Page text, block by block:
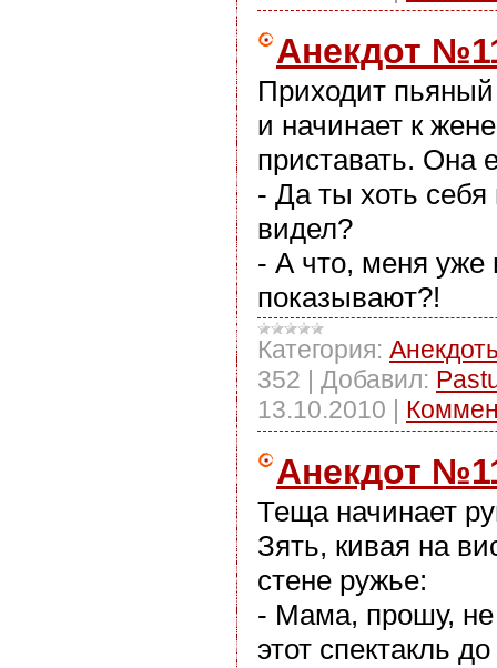
Анекдот
Приходит
и начинает к
приставать. Она
- Да ты хоть себя
видел?
- А что, меня уже
показывают?!
Категория:
352 | Добавил:
13.10.2010 |
Анекдот
Теща начинает
Зять, кивая на
стене ружье:
- Мама, прошу, не
этот спектакль